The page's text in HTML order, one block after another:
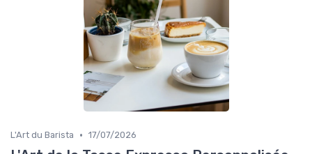
L'Art du Barista • 17/07/2026